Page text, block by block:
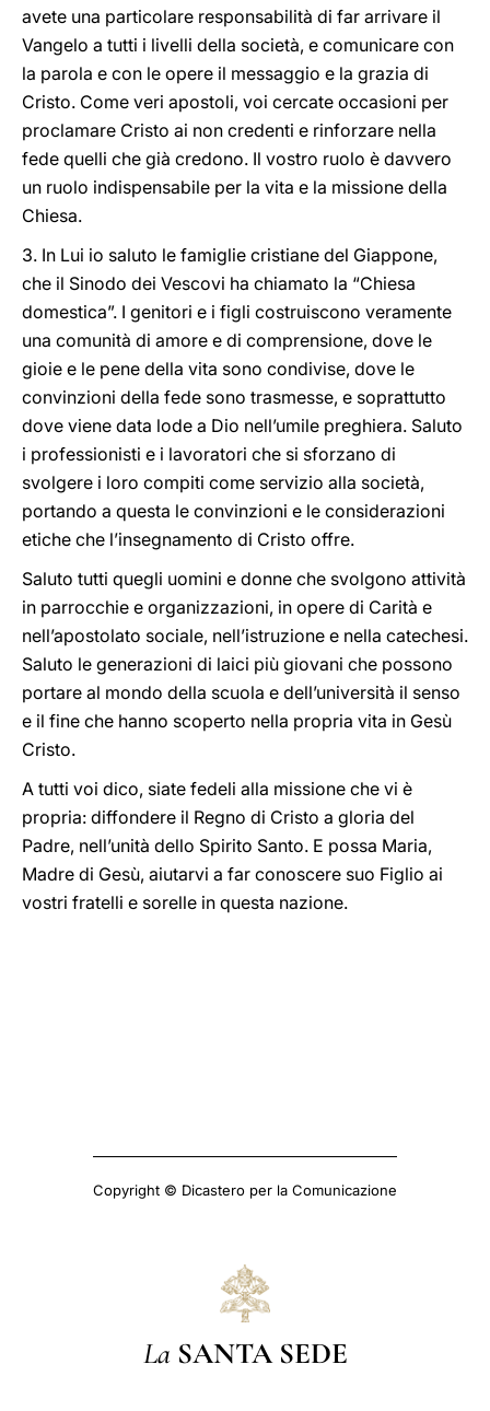
avete una particolare responsabilità di far arrivare il
Vangelo a tutti i livelli della società, e comunicare con
la parola e con le opere il messaggio e la grazia di
Cristo. Come veri apostoli, voi cercate occasioni per
proclamare Cristo ai non credenti e rinforzare nella
fede quelli che già credono. Il vostro ruolo è davvero
un ruolo indispensabile per la vita e la missione della
Chiesa.
3. In Lui io saluto le famiglie cristiane del Giappone,
che il Sinodo dei Vescovi ha chiamato la “Chiesa
domestica”. I genitori e i figli costruiscono veramente
una comunità di amore e di comprensione, dove le
gioie e le pene della vita sono condivise, dove le
convinzioni della fede sono trasmesse, e soprattutto
dove viene data lode a Dio nell’umile preghiera. Saluto
i professionisti e i lavoratori che si sforzano di
svolgere i loro compiti come servizio alla società,
portando a questa le convinzioni e le considerazioni
etiche che l’insegnamento di Cristo offre.
Saluto tutti quegli uomini e donne che svolgono attività
in parrocchie e organizzazioni, in opere di Carità e
nell’apostolato sociale, nell’istruzione e nella catechesi.
Saluto le generazioni di laici più giovani che possono
portare al mondo della scuola e dell’università il senso
e il fine che hanno scoperto nella propria vita in Gesù
Cristo.
A tutti voi dico, siate fedeli alla missione che vi è
propria: diffondere il Regno di Cristo a gloria del
Padre, nell’unità dello Spirito Santo. E possa Maria,
Madre di Gesù, aiutarvi a far conoscere suo Figlio ai
vostri fratelli e sorelle in questa nazione.
Copyright © Dicastero per la Comunicazione
La SANTA SEDE